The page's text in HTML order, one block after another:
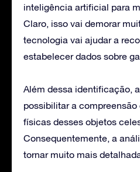
inteligência artificial para
Claro, isso vai demorar
tecnologia vai ajudar a
estabelecer dados sobre
Além dessa identificação,
possibilitar a
físicas desses objetos
Consequentemente, a
tornar muito mais